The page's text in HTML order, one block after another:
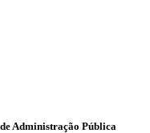
Administração Pública